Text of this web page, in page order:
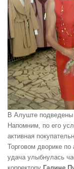
В Алуште подведены
Напомним, по его
активная
Торговом дворике
удача улыбнулась